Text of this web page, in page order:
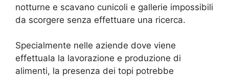
notturne e scavano cunicoli e gallerie impossibili
da scorgere senza effettuare una ricerca.
Specialmente nelle aziende dove viene
effettuala la lavorazione e produzione di
alimenti, la presenza dei topi potrebbe